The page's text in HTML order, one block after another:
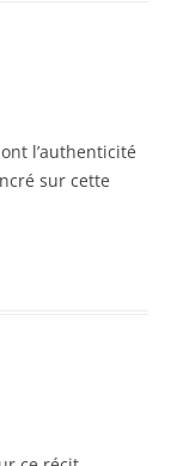
l’authenticité
sur cette